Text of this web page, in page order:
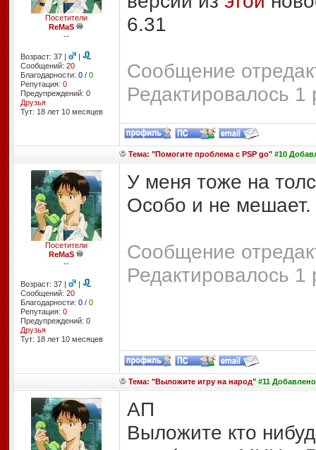
Посетители
ReMaS
--
Возраст: 37 |
|
Сообщений: 20
Благодарности: 0/ 0
Репутация: 0
Предупреждений: 0
Друзья
Тут: 18 лет 10 месяцев
6.31
Сообщение
Редактировалось 1
Тема: "Помогите проблема с PSP go"#10
Посетители
ReMaS
--
Возраст: 37 |
|
Сообщений: 20
Благодарности: 0/ 0
Репутация: 0
Предупреждений: 0
Друзья
Тут: 18 лет 10 месяцев
У меня тоже на
Особо и не мешает.
Сообщение
Редактировалось 1
Тема: "Выложите игру на народ"#11
АП
Выложите кто